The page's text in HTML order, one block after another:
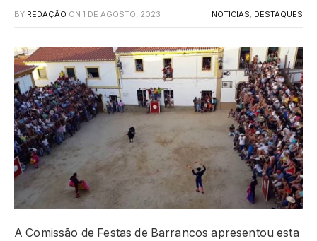
BY REDAÇÃO ON 1 DE AGOSTO, 2023 NOTICIAS, DESTAQUES
A Comissão de Festas de Barrancos apresentou esta